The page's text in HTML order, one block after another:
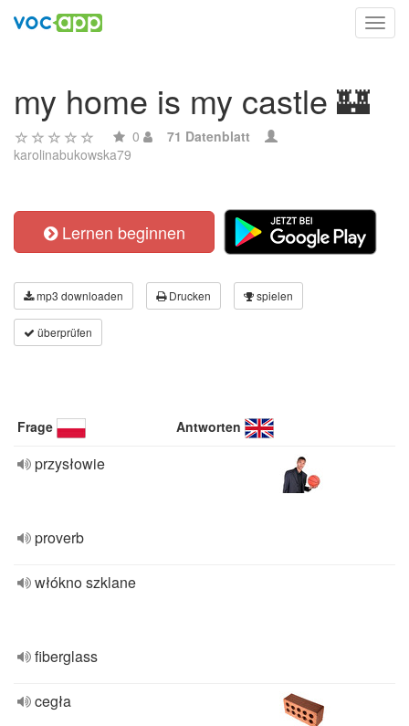
my home is my castle 🏰
0
71 Datenblatt
karolinabukowska79
Lernen beginnen
mp3 downloaden Drucken spielen
überprüfen
Frage Antworten
przysłowie
proverb
włókno szklane
fiberglass
cegła